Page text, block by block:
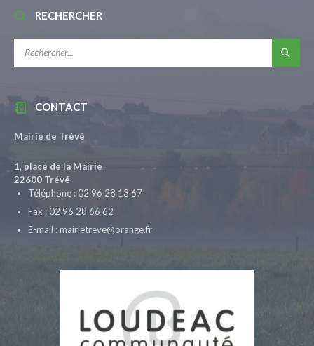
RECHERCHER
CONTACT
Mairie de Trévé
1, place de la Mairie
22600 Trévé
Téléphone : 02 96 28 13 67
Fax : 02 96 28 66 62
E-mail : mairietreve@orange.fr